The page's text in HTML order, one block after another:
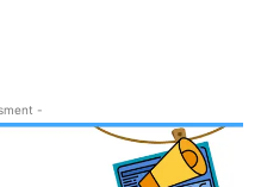
- Advertisment -